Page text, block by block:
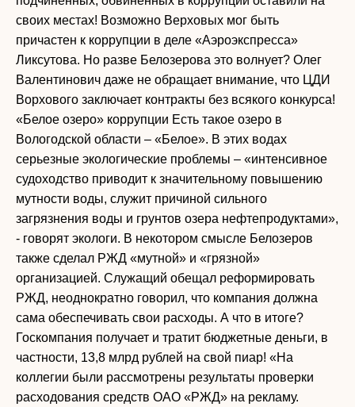
своих местах! Возможно Верховых мог быть
причастен к коррупции в деле «Аэроэкспресса»
Ликсутова. Но разве Белозерова это волнует? Олег
Валентинович даже не обращает внимание, что ЦДИ
Ворхового заключает контракты без всякого конкурса!
«Белое озеро» коррупции Есть такое озеро в
Вологодской области – «Белое». В этих водах
серьезные экологические проблемы – «интенсивное
судоходство приводит к значительному повышению
мутности воды, служит причиной сильного
загрязнения воды и грунтов озера нефтепродуктами»,
- говорят экологи. В некотором смысле Белозеров
также сделал РЖД «мутной» и «грязной»
организацией. Служащий обещал реформировать
РЖД, неоднократно говорил, что компания должна
сама обеспечивать свои расходы. А что в итоге?
Госкомпания получает и тратит бюджетные деньги, в
частности, 13,8 млрд рублей на свой пиар! «На
коллегии были рассмотрены результаты проверки
расходования средств ОАО «РЖД» на рекламу.